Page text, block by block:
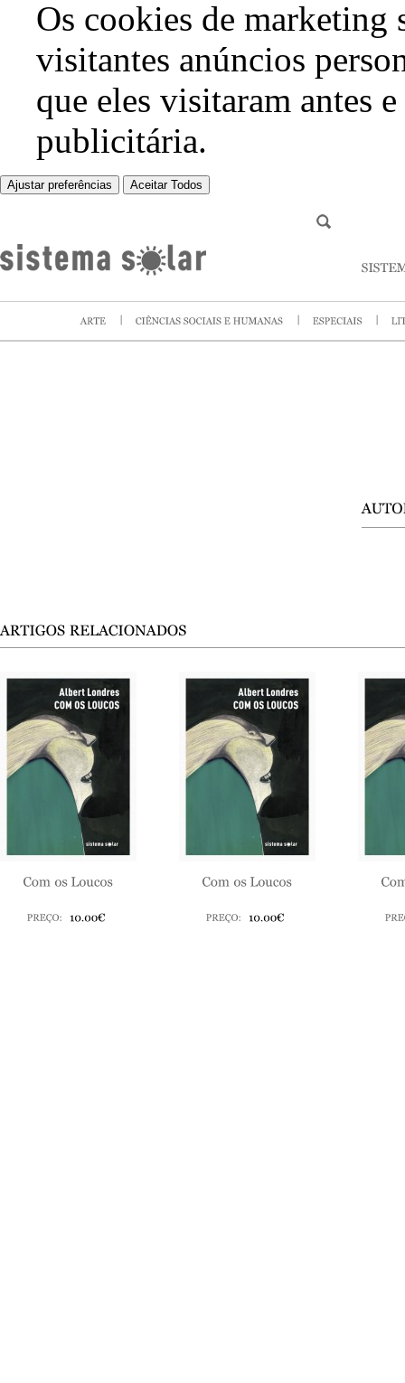
Os cookies de marketing
visitantes anúncios
que eles visitaram antes
publicitária.
Ajustar preferências Aceitar Todos